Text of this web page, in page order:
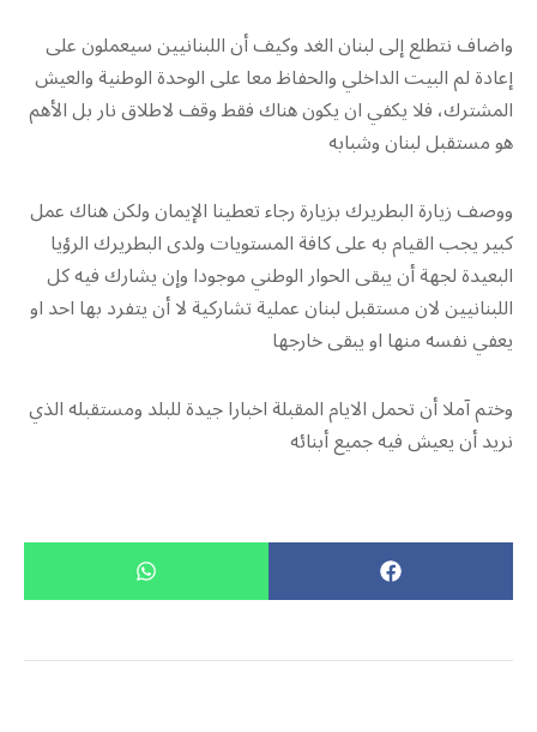
واضاف نتطلع إلى لبنان الغد وكيف أن اللبنانيين سيعملون على
إعادة لم البيت الداخلي والحفاظ معا على الوحدة الوطنية والعيش
المشترك، فلا يكفي ان يكون هناك فقط وقف لاطلاق نار بل الأهم
هو مستقبل لبنان وشبابه
ووصف زيارة البطريرك بزيارة رجاء تعطينا الإيمان ولكن هناك عمل
كبير يجب القيام به على كافة المستويات ولدى البطريرك الرؤيا
البعيدة لجهة أن يبقى الحوار الوطني موجودا وإن يشارك فيه كل
اللبنانيين لان مستقبل لبنان عملية تشاركية لا أن يتفرد بها احد او
يعفي نفسه منها او يبقى خارجها
وختم آملا أن تحمل الايام المقبلة اخبارا جيدة للبلد ومستقبله الذي
نريد أن يعيش فيه جميع أبنائه